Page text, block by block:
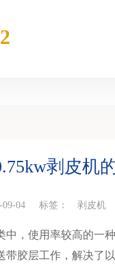
剥皮机
09-04 标签： 剥皮机
中，使用率较高的一
带胶层工作，解决了